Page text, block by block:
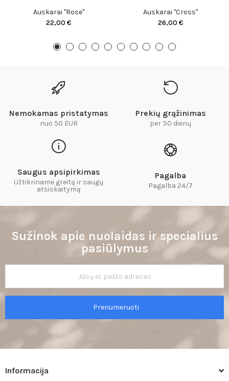
Auskarai "Rose"
22,00 €
Auskarai "Cross"
26,00 €
Nemokamas pristatymas
nuo 50 EUR
Prekių grąžinimas
per 30 dienų
Saugus apsipirkimas
Užtikriname greitą ir saugų
atsiskaitymą​
Pagalba
Pagalba 24/7
Sužinok apie nuolaidas ir specialius
pasiūlymus
Prenumeruoti
Informacija